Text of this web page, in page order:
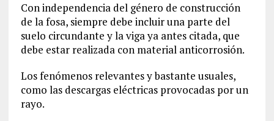
Con independencia del género de construcción
de la fosa, siempre debe incluir una parte del
suelo circundante y la viga ya antes citada, que
debe estar realizada con material anticorrosión.
Los fenómenos relevantes y bastante usuales,
como las descargas eléctricas provocadas por un
rayo.